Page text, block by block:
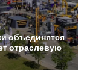
объединятся
отраслевую